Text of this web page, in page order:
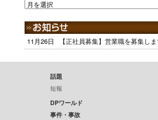
11月26日 【正社員募集】営業職を募集し
話題
短報
DPワールド
事件・事故